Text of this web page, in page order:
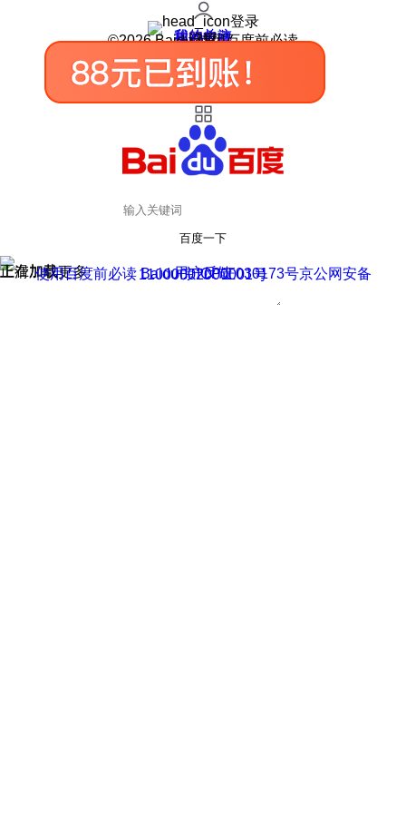
登录
我的关注
我的收藏
皮肤中心
用户反馈
设置
©2026 Baidu 使用百度前必读
百度一下
正在加载
上滑加载更多 用户反馈
使用百度前必读 Baidu 京ICP证030173号
京公网安备11000002000001号